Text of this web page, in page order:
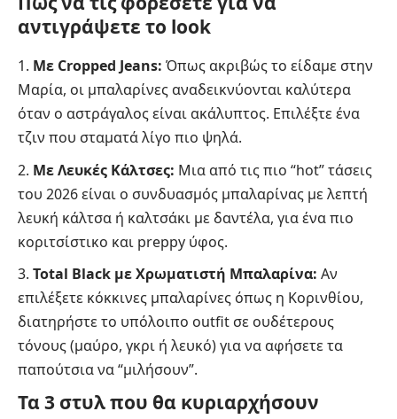
αντιγράψετε το look
Με Cropped Jeans: Όπως ακριβώς το είδαμε στην
Μαρία, οι μπαλαρίνες αναδεικνύονται καλύτερα
όταν ο αστράγαλος είναι ακάλυπτος. Επιλέξτε ένα
τζιν που σταματά λίγο πιο ψηλά.
Με Λευκές Κάλτσες: Μια από τις πιο “hot” τάσεις
του 2026 είναι ο συνδυασμός μπαλαρίνας με λεπτή
λευκή κάλτσα ή καλτσάκι με δαντέλα, για ένα πιο
κοριτσίστικο και preppy ύφος.
Total Black με Χρωματιστή Μπαλαρίνα: Αν
επιλέξετε κόκκινες μπαλαρίνες όπως η Κορινθίου,
διατηρήστε το υπόλοιπο outfit σε ουδέτερους
τόνους (μαύρο, γκρι ή λευκό) για να αφήσετε τα
παπούτσια να “μιλήσουν”.
Τα 3 στυλ που θα κυριαρχήσουν